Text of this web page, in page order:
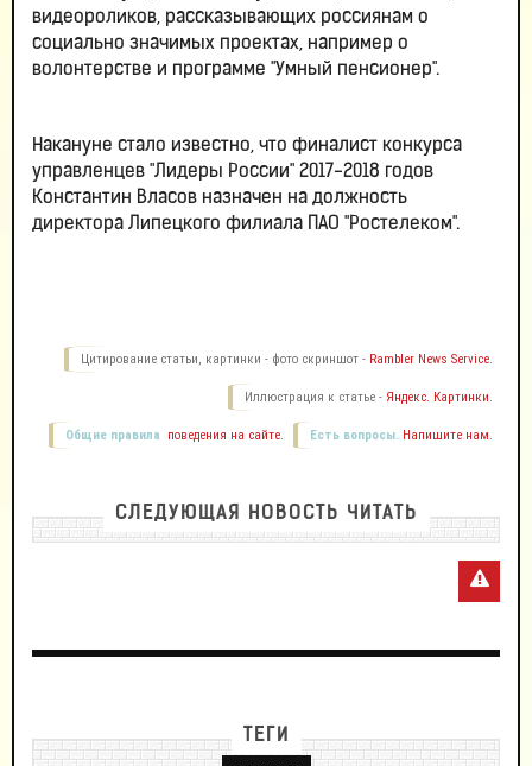
видеороликов, рассказывающих россиянам о
социально значимых проектах, например о
волонтерстве и программе "Умный пенсионер".
Накануне стало известно, что финалист конкурса
управленцев "Лидеры России" 2017-2018 годов
Константин Власов назначен на должность
директора Липецкого филиала ПАО "Ростелеком".
Цитирование статьи, картинки - фото скриншот - Rambler News Service.
Иллюстрация к статье - Яндекс. Картинки.
Есть вопросы. Напишите нам.
Общие правила поведения на сайте.
СЛЕДУЮЩАЯ НОВОСТЬ ЧИТАТЬ
ТЕГИ